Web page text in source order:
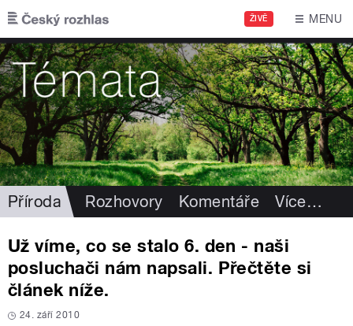
Přejít k hlavnímu obsahu
ŽIVĚ MENU
Příroda Rozhovory Komentáře Více…
Už víme, co se stalo 6. den - naši
posluchači nám napsali. Přečtěte si
článek níže.
24. září 2010